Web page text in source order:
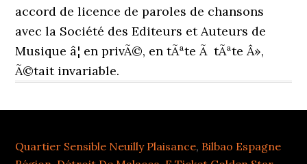
accord de licence de paroles de chansons
avec la Société des Editeurs et Auteurs de
Musique â¦ en privÃ©, en tÃªte Ã tÃªte Â»,
Ã©tait invariable.
Quartier Sensible Neuilly Plaisance, Bilbao Espagne